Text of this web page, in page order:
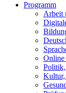
Programm
Arbeit
Online
Kultur,